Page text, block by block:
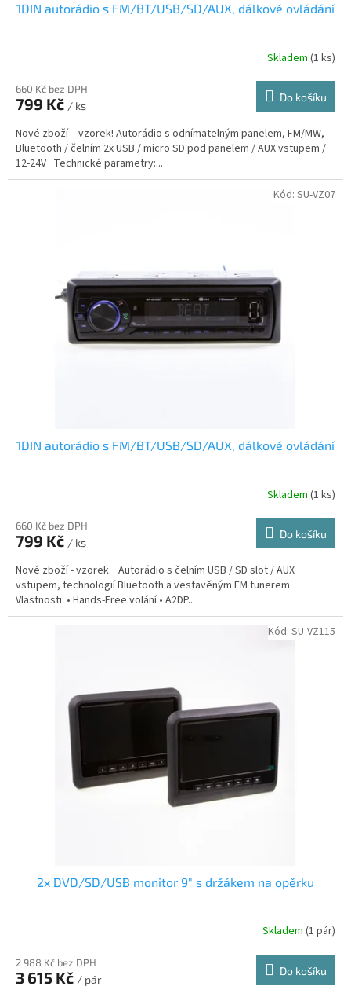
1DIN autorádio s FM/BT/USB/SD/AUX, dálkové ovládání
Skladem (1 ks)
660 Kč bez DPH
799 Kč / ks
Do košíku
Nové zboží – vzorek! Autorádio s odnímatelným panelem, FM/MW,
Bluetooth / čelním 2x USB / micro SD pod panelem / AUX vstupem /
12-24V Technické parametry:...
1DIN autorádio s FM/BT/USB/SD/AUX, dálkové ovládání
Skladem (1 ks)
660 Kč bez DPH
799 Kč / ks
Do košíku
Nové zboží - vzorek. Autorádio s čelním USB / SD slot / AUX
vstupem, technologií Bluetooth a vestavěným FM tunerem
Vlastnosti: • Hands-Free volání • A2DP...
Kód: SU-VZ07
2x DVD/SD/USB monitor 9" s držákem na opěrku
Skladem (1 pár)
2 988 Kč bez DPH
3 615 Kč / pár
Do košíku
Kód: SU-VZ115